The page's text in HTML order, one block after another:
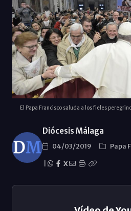
El Papa Francisco saluda a los fieles
Diócesis Málaga
04/03/2019
Papa
X